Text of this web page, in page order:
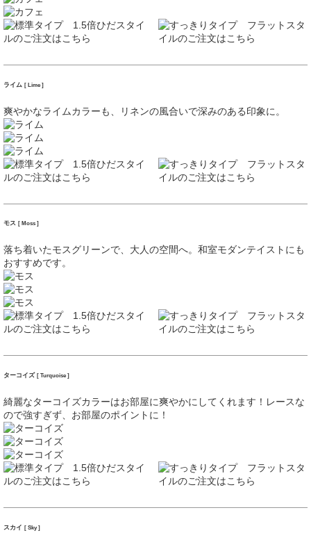
ライム [ Lime ]
爽やかなライムカラーも、リネンの風合いで深みのある印象に。
モス [ Moss ]
落ち着いたモスグリーンで、大人の空間へ。和室モダンテイストにも
おすすめです。
ターコイズ [ Turquoise ]
綺麗なターコイズカラーはお部屋に爽やかにしてくれます！レースな
ので強すぎず、お部屋のポイントに！
スカイ [ Sky ]